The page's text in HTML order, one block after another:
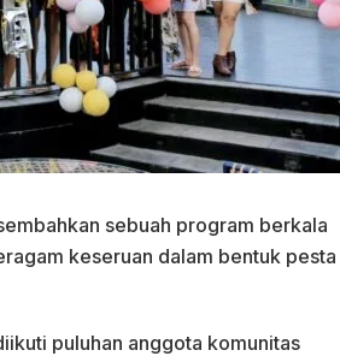
sebuah program berkala
keseruan dalam bentuk pesta
puluhan anggota komunitas